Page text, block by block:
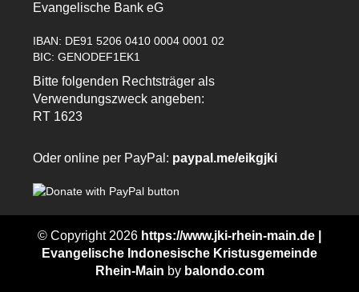
Evangelische Bank eG
IBAN: DE91 5206 0410 0004 0001 02
BIC: GENODEF1EK1
Bitte folgenden Rechtsträger als
Verwendungszweck angeben:
RT 1623
Oder online per PayPal: paypal.me/eikgjki
© Copyright 2026 https://www.jki-rhein-main.de |
Evangelische Indonesische Kristusgemeinde
Rhein-Main by balondo.com